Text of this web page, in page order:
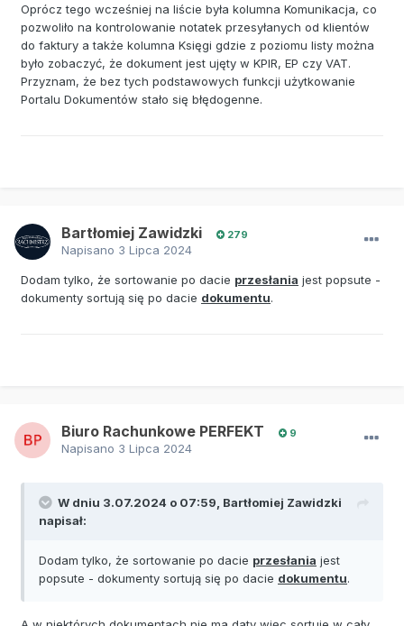
Oprócz tego wcześniej na liście była kolumna Komunikacja, co
pozwoliło na kontrolowanie notatek przesyłanych od klientów
do faktury a także kolumna Księgi gdzie z poziomu listy można
było zobaczyć, że dokument jest ujęty w KPIR, EP czy VAT.
Przyznam, że bez tych podstawowych funkcji użytkowanie
Portalu Dokumentów stało się błędogenne.
Bartłomiej Zawidzki 279
Napisano 3 Lipca 2024
Dodam tylko, że sortowanie po dacie przesłania jest popsute -
dokumenty sortują się po dacie dokumentu.
Biuro Rachunkowe PERFEKT 9
Napisano 3 Lipca 2024
W dniu 3.07.2024 o 07:59, Bartłomiej Zawidzki
napisał:
Dodam tylko, że sortowanie po dacie przesłania jest
popsute - dokumenty sortują się po dacie dokumentu.